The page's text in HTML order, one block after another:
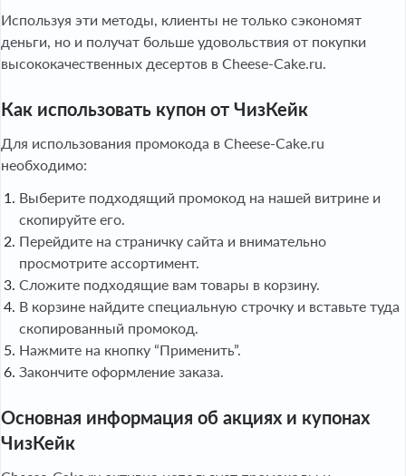
Используя эти методы, клиенты не только сэкономят
деньги, но и получат больше удовольствия от покупки
высококачественных десертов в Cheese-Cake.ru.
Как использовать купон от ЧизКейк
Для использования промокода в Cheese-Cake.ru
необходимо:
Выберите подходящий промокод на нашей витрине и
скопируйте его.
Перейдите на страничку сайта и внимательно
просмотрите ассортимент.
Сложите подходящие вам товары в корзину.
В корзине найдите специальную строчку и вставьте туда
скопированный промокод.
Нажмите на кнопку “Применить”.
Закончите оформление заказа.
Основная информация об акциях и купонах
ЧизКейк